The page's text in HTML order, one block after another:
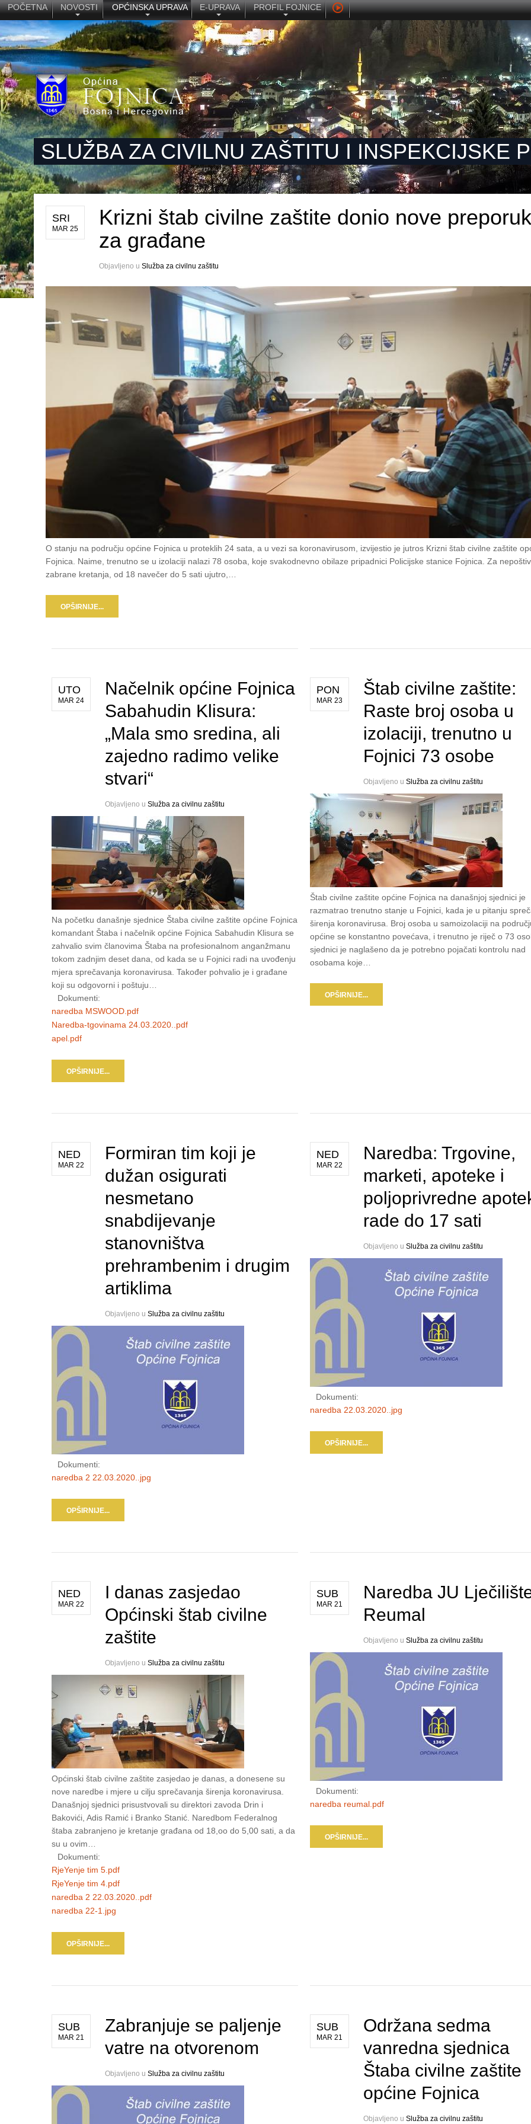
POČETNA NOVOSTI OPĆINSKA UPRAVA E-UPRAVA PROFIL FOJNICE
SLUŽBA ZA CIVILNU ZAŠTITU I INSPEKCIJSKE
SRI
MAR 25
Krizni štab civilne zaštite donio nove
za građane
Objavljeno u Služba za civilnu zaštitu
O stanju na području općine Fojnica u proteklih 24 sata, a u vezi sa koronavirusom, izvijestio je jutros Krizni štab civilne zaštite
Fojnica. Naime, trenutno se u izolaciji nalazi 78 osoba, koje svakodnevno obilaze pripadnici Policijske stanice Fojnica. Za
zabrane kretanja, od 18 navečer do 5 sati ujutro,…
OPŠIRNIJE...
UTO
MAR 24
Načelnik općine Fojnica
Sabahudin Klisura:
„Mala smo sredina, ali
zajedno radimo velike
stvari“
Objavljeno u Služba za civilnu zaštitu
Na početku današnje sjednice Štaba civilne zaštite općine Fojnica
komandant Štaba i načelnik općine Fojnica Sabahudin Klisura se
zahvalio svim članovima Štaba na profesionalnom anganžmanu
tokom zadnjim deset dana, od kada se u Fojnici radi na uvođenju
mjera sprečavanja koronavirusa. Također pohvalio je i građane
koji su odgovorni i poštuju…
Dokumenti:
naredba MSWOOD.pdf
Naredba-tgovinama 24.03.2020..pdf
apel.pdf
OPŠIRNIJE...
PON
MAR 23
Štab civilne zaštite:
Raste broj osoba u
izolaciji, trenutno u
Fojnici 73 osobe
Objavljeno u Služba za civilnu zaštitu
Štab civilne zaštite općine Fojnica na današnjoj sjednici je
razmatrao trenutno stanje u Fojnici, kada je u pitanju
širenja koronavirusa. Broj osoba u samoizolaciji na
općine se konstantno povećava, i trenutno je riječ o 73
sjednici je naglašeno da je potrebno pojačati kontrolu nad
osobama koje…
OPŠIRNIJE...
NED
MAR 22
Formiran tim koji je
dužan osigurati
nesmetano
snabdijevanje
stanovništva
prehrambenim i drugim
artiklima
Objavljeno u Služba za civilnu zaštitu
Dokumenti:
naredba 2 22.03.2020..jpg
OPŠIRNIJE...
NED
MAR 22
Naredba: Trgovine,
marketi, apoteke i
poljoprivredne
rade do 17 sati
Objavljeno u Služba za civilnu zaštitu
Dokumenti:
naredba 22.03.2020..jpg
OPŠIRNIJE...
NED
MAR 22
I danas zasjedao
Općinski štab civilne
zaštite
Objavljeno u Služba za civilnu zaštitu
Općinski štab civilne zaštite zasjedao je danas, a donesene su
nove naredbe i mjere u cilju sprečavanja širenja koronavirusa.
Današnjoj sjednici prisustvovali su direktori zavoda Drin i
Bakovići, Adis Ramić i Branko Stanić. Naredbom Federalnog
štaba zabranjeno je kretanje građana od 18,oo do 5,00 sati, a da
su u ovim…
Dokumenti:
RjeYenje tim 5.pdf
RjeYenje tim 4.pdf
naredba 2 22.03.2020..pdf
naredba 22-1.jpg
OPŠIRNIJE...
SUB
MAR 21
Naredba JU
Reumal
Objavljeno u Služba za civilnu zaštitu
Dokumenti:
naredba reumal.pdf
OPŠIRNIJE...
SUB
MAR 21
Zabranjuje se paljenje
vatre na otvorenom
Objavljeno u Služba za civilnu zaštitu
SUB
MAR 21
Održana sedma
vanredna sjednica
Štaba civilne zaštite
općine Fojnica
Objavljeno u Služba za civilnu zaštitu